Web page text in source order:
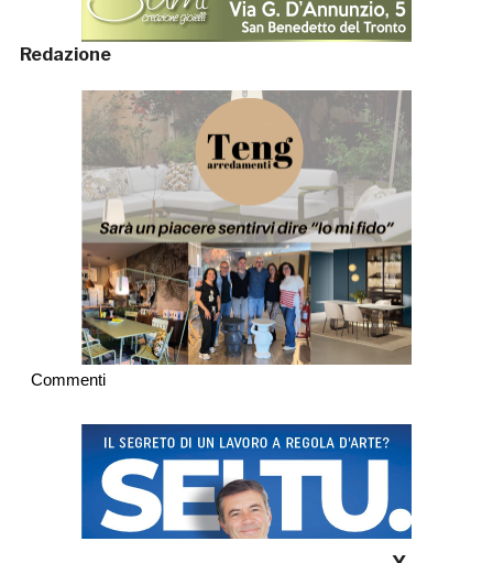
Redazione
Commenti